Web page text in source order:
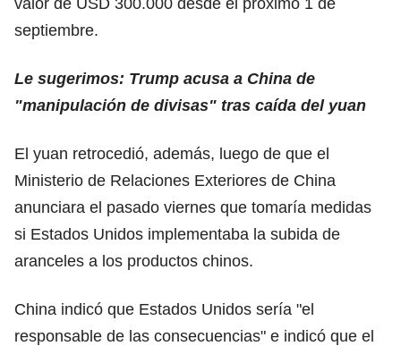
septiembre.
Le sugerimos: Trump acusa a China de
"manipulación de divisas" tras caída del yuan
El yuan retrocedió, además, luego de que el
Ministerio de Relaciones Exteriores de China
anunciara el pasado viernes que tomaría medidas
si Estados Unidos implementaba la subida de
aranceles a los productos chinos.
China indicó que Estados Unidos sería "el
responsable de las consecuencias" e indicó que el